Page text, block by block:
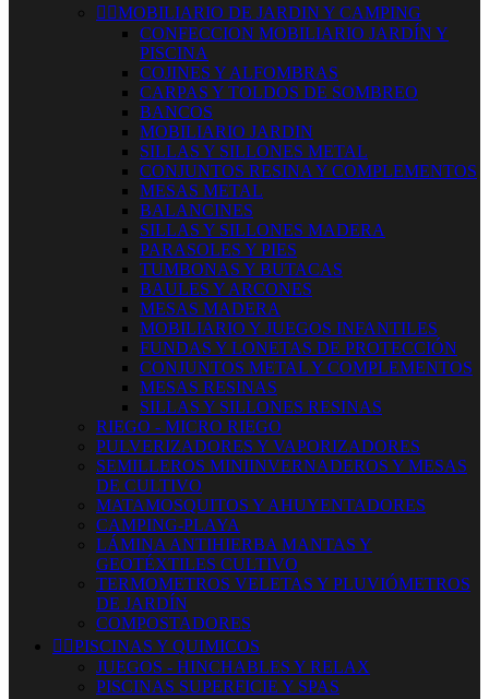
 MOBILIARIO DE JARDIN Y CAMPING
CONFECCION MOBILIARIO JARDÍN Y
PISCINA
COJINES Y ALFOMBRAS
CARPAS Y TOLDOS DE SOMBREO
BANCOS
MOBILIARIO JARDIN
SILLAS Y SILLONES METAL
CONJUNTOS RESINA Y COMPLEMENTOS
MESAS METAL
BALANCINES
SILLAS Y SILLONES MADERA
PARASOLES Y PIES
TUMBONAS Y BUTACAS
BAULES Y ARCONES
MESAS MADERA
MOBILIARIO Y JUEGOS INFANTILES
FUNDAS Y LONETAS DE PROTECCIÓN
CONJUNTOS METAL Y COMPLEMENTOS
MESAS RESINAS
SILLAS Y SILLONES RESINAS
RIEGO - MICRO RIEGO
PULVERIZADORES Y VAPORIZADORES
SEMILLEROS MINIINVERNADEROS Y MESAS
DE CULTIVO
MATAMOSQUITOS Y AHUYENTADORES
CAMPING-PLAYA
LÁMINA ANTIHIERBA MANTAS Y
GEOTÉXTILES CULTIVO
TERMOMETROS VELETAS Y PLUVIÓMETROS
DE JARDÍN
COMPOSTADORES
 PISCINAS Y QUIMICOS
JUEGOS - HINCHABLES Y RELAX
PISCINAS SUPERFICIE Y SPAS